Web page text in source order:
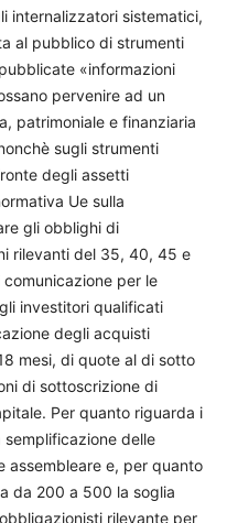
internalizzatori sistematici,
al pubblico di strumenti
«informazioni
pervenire ad un
patrimoniale e finanziaria
sugli strumenti
degli assetti
Ue sulla
gli obblighi di
rilevanti del 35, 40, 45 e
per le
investitori qualificati
degli acquisti
mesi, di quote al di sotto
di sottoscrizione di
Per quanto riguarda i
delle
assembleare e, per quanto
da 200 a 500 la soglia
rilevante per